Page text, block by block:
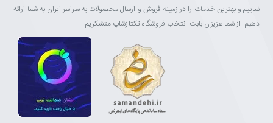
نماییم و بهترین خدمات را در زمینه فروش و ارسال محصولات به سراسر ایران به شما ارائه
دهیم. از شما عزیزان بابت انتخاب فروشگاه تکتازشاپ متشکریم.